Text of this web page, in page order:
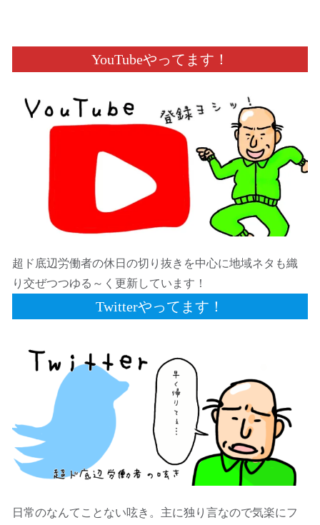
YouTubeやってます！
超ド底辺労働者の休日の切り抜きを中心に地域ネタも織
り交ぜつつゆる～く更新しています！
Twitterやってます！
日常のなんてことない呟き。主に独り言なので気楽にフ